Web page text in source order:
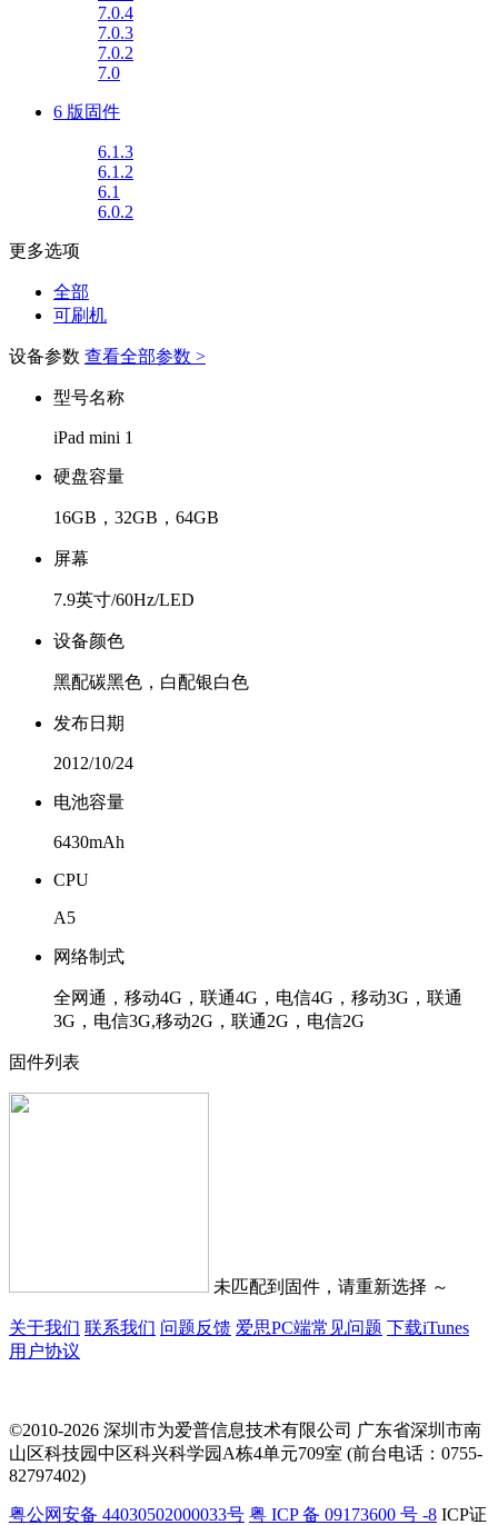
7.0.4
7.0.3
7.0.2
7.0
6 版固件
6.1.3
6.1.2
6.1
6.0.2
更多选项
全部
可刷机
设备参数 查看全部参数 >
型号名称
iPad mini 1
硬盘容量
16GB，32GB，64GB
屏幕
7.9英寸/60Hz/LED
设备颜色
黑配碳黑色，白配银白色
发布日期
2012/10/24
电池容量
6430mAh
CPU
A5
网络制式
全网通，移动4G，联通4G，电信4G，移动3G，联通
3G，电信3G,移动2G，联通2G，电信2G
固件列表
未匹配到固件，请重新选择 ～
关于我们 联系我们 问题反馈 爱思PC端常见问题 下载iTunes
用户协议
©2010-2026 深圳市为爱普信息技术有限公司 广东省深圳市南
山区科技园中区科兴科学园A栋4单元709室 (前台电话：0755-
82797402)
粤公网安备 44030502000033号 粤 ICP 备 09173600 号 -8 ICP证